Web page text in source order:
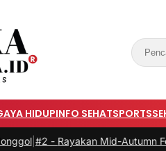
HIDUPINFO SEHATSPORTS
Mid-Autumn Festival